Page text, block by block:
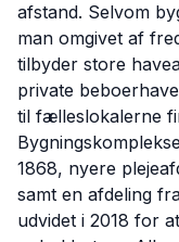
afstand. Selvom
man omgivet af
tilbyder store
private
til fælleslokalerne
1868, nyere
samt en afdeling
udvidet i 2018 for